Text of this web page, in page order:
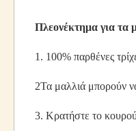
Πλεονέκτημα για τα
1. 100% παρθένες
2Τα μαλλιά μπορούν
3. Κρατήστε το